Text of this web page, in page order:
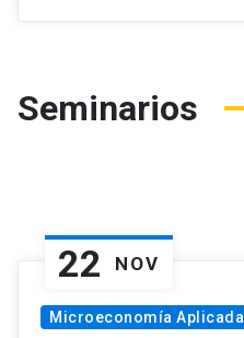
Seminarios
22 NOV
Microeconomía Aplicada